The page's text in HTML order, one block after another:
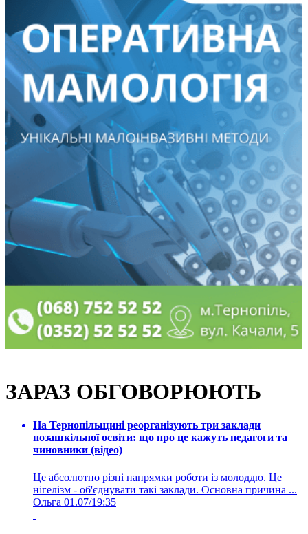
ЗАРАЗ ОБГОВОРЮЮТЬ
На Тернопільщині реорганізують три заклади
позашкільної освіти: що про це кажуть педагоги та
чиновники (відео)
Це абсолютно різні напрямки роботи із молоддю. Це
нігелізм - об'єднувати такі заклади. Основна причина ...
Ольга 01.07/19:35